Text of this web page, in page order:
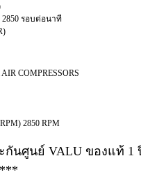
รอบต่อนาที
COMPRESSORS
2850 RPM
นศูนย์ VALU ของแท้ 1